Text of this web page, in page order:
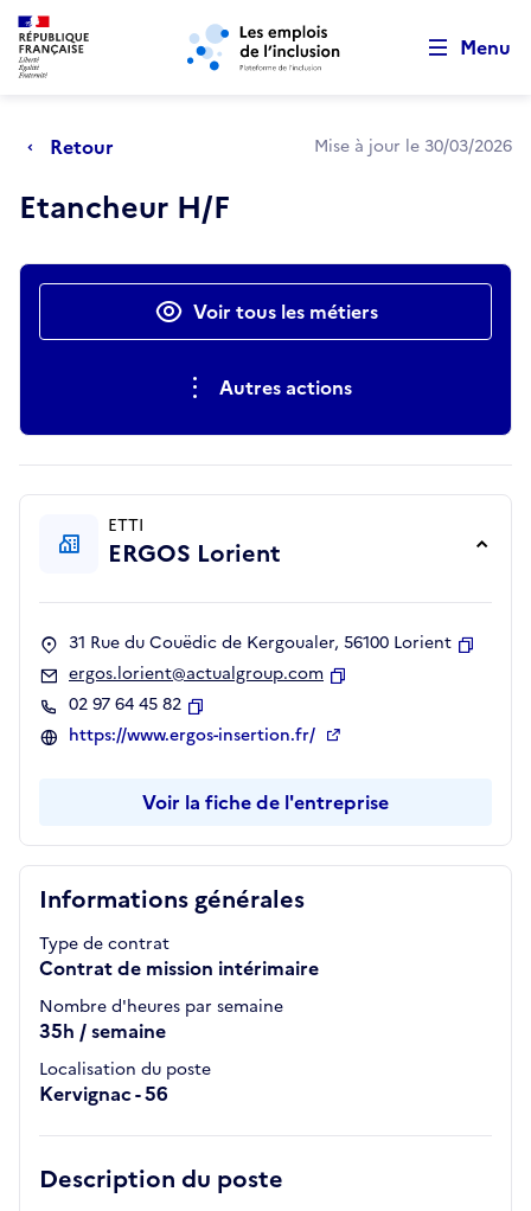
Aller au menu principal Aller au contenu principal
Menu
Retour Mise à jour le 30/03/2026
Etancheur H/F
Actions rapidesVoir tous les métiers
Autres actions
Informations générales
Type de contrat
Contrat de mission intérimaire
Nombre d'heures par semaine
35h / semaine
Localisation du poste
Kervignac - 56
Description du poste
ETTI
ERGOS Lorient
31 Rue du Couëdic de Kergoualer, 56100 Lorient
ergos.lorient@actualgroup.com
02 97 64 45 82
Copier
https://www.ergos-insertion.fr/
Voir la fiche de l'entreprise
Retour au début de la page
Panneau de gestion des cookies